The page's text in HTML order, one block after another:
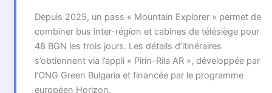
Depuis 2025, un pass « Mountain Explorer » permet de
combiner bus inter-région et cabines de télésiège pour
48 BGN les trois jours. Les détails d’itinéraires
s’obtiennent via l’appli « Pirin-Rila AR », développée par
l’ONG Green Bulgaria et financée par le programme
européen Horizon.